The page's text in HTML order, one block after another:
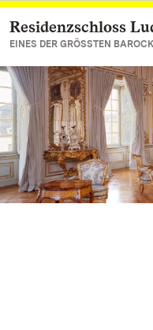
Zum Hauptinhalt
Residenzschloss
EINES DER GRÖSSTEN